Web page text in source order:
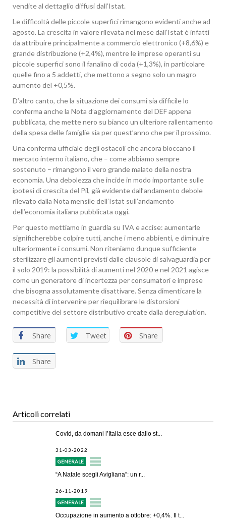
vendite al dettaglio diffusi dall’Istat.
Le difficoltà delle piccole superfici rimangono evidenti anche ad
agosto. La crescita in valore rilevata nel mese dall’Istat è infatti
da attribuire principalmente a commercio elettronico (+8,6%) e
grande distribuzione (+2,4%), mentre le imprese operanti su
piccole superfici sono il fanalino di coda (+1,3%), in particolare
quelle fino a 5 addetti, che mettono a segno solo un magro
aumento del +0,5%.
D’altro canto, che la situazione dei consumi sia difficile lo
conferma anche la Nota d’aggiornamento del DEF appena
pubblicata, che mette nero su bianco un ulteriore rallentamento
della spesa delle famiglie sia per quest’anno che per il prossimo.
Una conferma ufficiale degli ostacoli che ancora bloccano il
mercato interno italiano, che – come abbiamo sempre
sostenuto – rimangono il vero grande malato della nostra
economia. Una debolezza che incide in modo importante sulle
ipotesi di crescita del Pil, già evidente dall’andamento debole
rilevato dalla Nota mensile dell’Istat sull’andamento
dell’economia italiana pubblicata oggi.
Per questo mettiamo in guardia su IVA e accise: aumentarle
significherebbe colpire tutti, anche i meno abbienti, e diminuire
ulteriormente i consumi. Non riteniamo dunque sufficiente
sterilizzare gli aumenti previsti dalle clausole di salvaguardia per
il solo 2019: la possibilità di aumenti nel 2020 e nel 2021 agisce
come un generatore di incertezza per consumatori e imprese
che bisogna assolutamente disattivare. Senza dimenticare la
necessità di intervenire per riequilibrare le distorsioni
competitive del settore distributivo create dalla deregulation.
Share Tweet Share
Share
Articoli correlati
Covid, da domani l’Italia esce dallo st...
31-03-2022
GENERALE
“A Natale scegli Avigliana”: un r...
26-11-2019
GENERALE
Occupazione in aumento a ottobre: +0,4%. Il t...